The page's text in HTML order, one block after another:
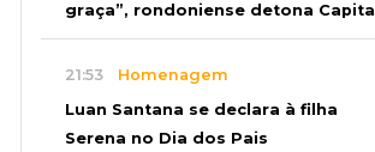
graça”, rondoniense detona Capital
21:53 Homenagem
Luan Santana se declara à filha
Serena no Dia dos Pais